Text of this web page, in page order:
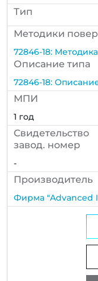
Тип
Методики
72846-18:
Описание типа
72846-18:
МПИ
1 год
Cвидетельство
завод. номер
-
Производитель
Фирма "Advanced